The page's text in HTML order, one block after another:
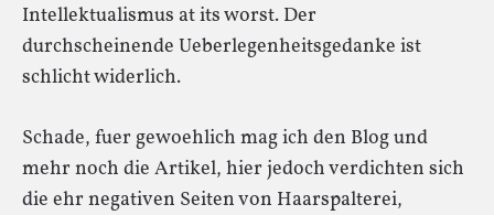
Intellektualismus at its worst. Der
durchscheinende Ueberlegenheitsgedanke ist
schlicht widerlich.
Schade, fuer gewoehlich mag ich den Blog und
mehr noch die Artikel, hier jedoch verdichten sich
die ehr negativen Seiten von Haarspalterei,